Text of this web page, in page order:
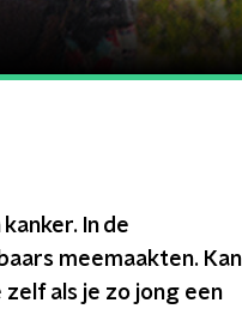
In de
meemaakten. Kan
als je zo jong een